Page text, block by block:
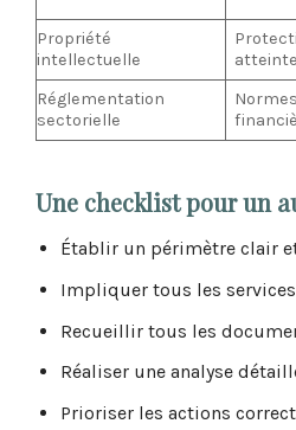
Propriété
intellectuelle
Réglementation
sectorielle
Une checklist pour un
Établir un périmètre clair
Impliquer tous les
Recueillir tous les
Réaliser une analyse
Prioriser les actions